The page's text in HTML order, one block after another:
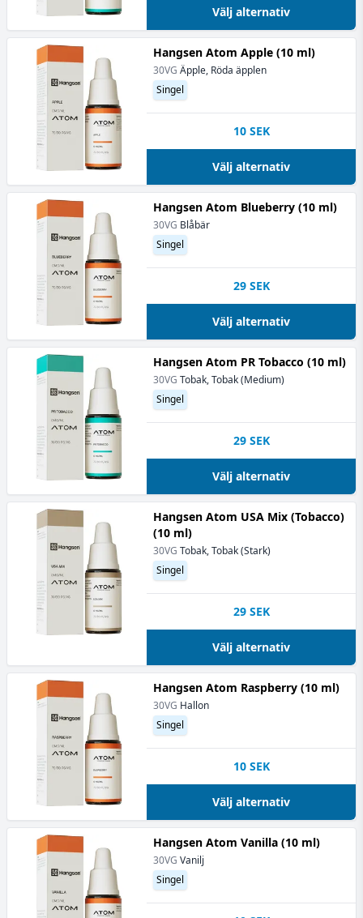
Välj alternativ
Hangsen Atom Apple (10 ml)
30VG Äpple, Röda äpplen
Singel
10 SEK
Välj alternativ
Hangsen Atom Blueberry (10 ml)
30VG Blåbär
Singel
29 SEK
Välj alternativ
Hangsen Atom PR Tobacco (10 ml)
30VG Tobak, Tobak (Medium)
Singel
29 SEK
Välj alternativ
Hangsen Atom USA Mix (Tobacco)
(10 ml)
30VG Tobak, Tobak (Stark)
Singel
29 SEK
Välj alternativ
Hangsen Atom Raspberry (10 ml)
30VG Hallon
Singel
10 SEK
Välj alternativ
Hangsen Atom Vanilla (10 ml)
30VG Vanilj
Singel